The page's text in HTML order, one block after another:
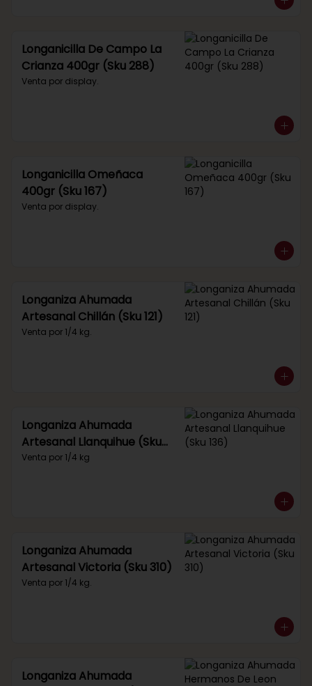
Longanicilla De Campo La
Crianza 400gr (Sku 288)
Venta por display.
Longanicilla Omeñaca
400gr (Sku 167)
Venta por display.
Longaniza Ahumada
Artesanal Chillán (Sku 121)
Venta por 1/4 kg.
Longaniza Ahumada
Artesanal Llanquihue (Sku
136)
Venta por 1/4 kg
Longaniza Ahumada
Artesanal Victoria (Sku 310)
Venta por 1/4 kg.
Longaniza Ahumada